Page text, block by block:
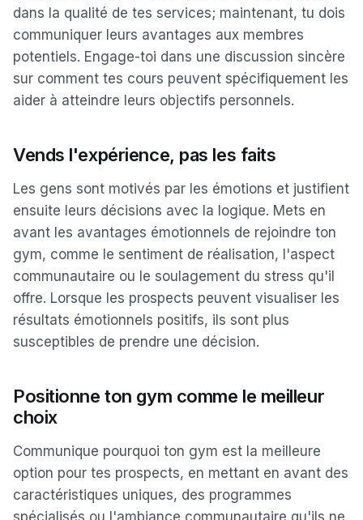
dans la qualité de tes services; maintenant, tu dois
communiquer leurs avantages aux membres
potentiels. Engage-toi dans une discussion sincère
sur comment tes cours peuvent spécifiquement les
aider à atteindre leurs objectifs personnels.
Vends l'expérience, pas les faits
Les gens sont motivés par les émotions et justifient
ensuite leurs décisions avec la logique. Mets en
avant les avantages émotionnels de rejoindre ton
gym, comme le sentiment de réalisation, l'aspect
communautaire ou le soulagement du stress qu'il
offre. Lorsque les prospects peuvent visualiser les
résultats émotionnels positifs, ils sont plus
susceptibles de prendre une décision.
Positionne ton gym comme le meilleur
choix
Communique pourquoi ton gym est la meilleure
option pour tes prospects, en mettant en avant des
caractéristiques uniques, des programmes
spécialisés ou l'ambiance communautaire qu'ils ne